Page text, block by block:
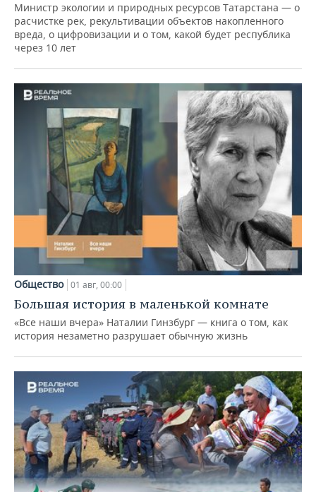
Министр экологии и природных ресурсов Татарстана — о
расчистке рек, рекультивации объектов накопленного
вреда, о цифровизации и о том, какой будет республика
через 10 лет
Общество 01 авг, 00:00
Большая история в маленькой комнате
«Все наши вчера» Наталии Гинзбург — книга о том, как
история незаметно разрушает обычную жизнь